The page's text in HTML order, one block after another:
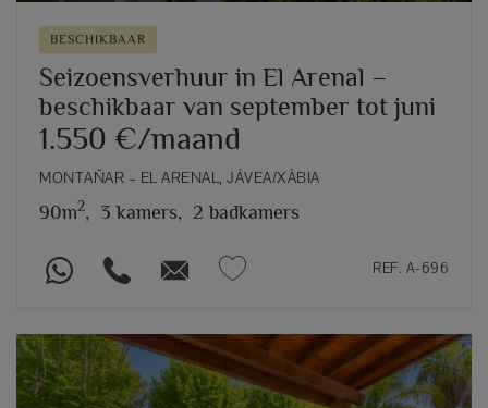
BESCHIKBAAR
Seizoensverhuur in El Arenal –
beschikbaar van september tot juni
1.550 €/maand
MONTAÑAR – EL ARENAL, JÁVEA/XÀBIA
90m2, 3 kamers, 2 badkamers
REF. A-696